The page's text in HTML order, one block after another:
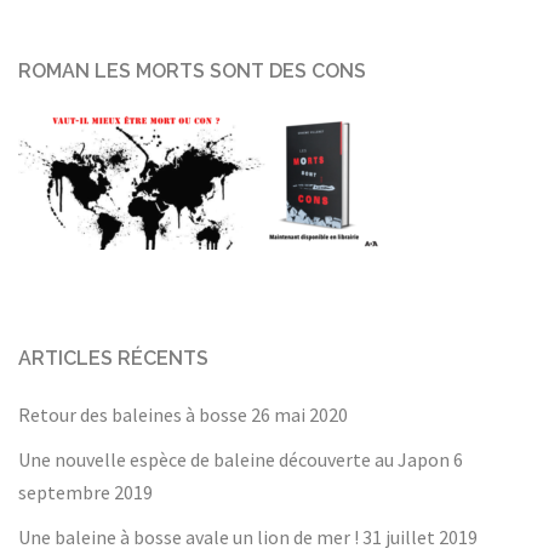
ROMAN LES MORTS SONT DES CONS
ARTICLES RÉCENTS
Retour des baleines à bosse 26 mai 2020
Une nouvelle espèce de baleine découverte au Japon 6
septembre 2019
Une baleine à bosse avale un lion de mer ! 31 juillet 2019